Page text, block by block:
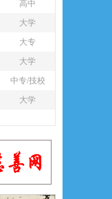
高中
大学
大专
大学
中专/技校
大学